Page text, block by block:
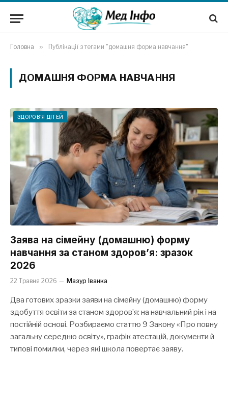
Головна » Публікації з тегами "домашня форма навчання"
ДОМАШНЯ ФОРМА НАВЧАННЯ
ЗДОРОВ'Я ДІТЕЙ
Заява на сімейну (домашню) форму
навчання за станом здоров’я: зразок
2026
22 Травня 2026 Мазур Іванка
Два готових зразки заяви на сімейну (домашню) форму
здобуття освіти за станом здоров’я: на навчальний рік і на
постійній основі. Розбираємо статтю 9 Закону «Про повну
загальну середню освіту», графік атестацій, документи й
типові помилки, через які школа повертає заяву.